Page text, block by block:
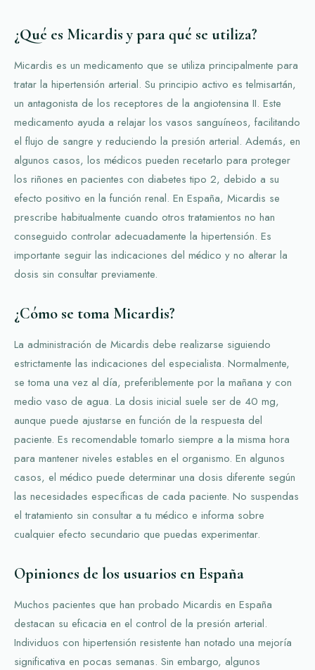
¿Qué es Micardis y para qué se utiliza?
Micardis es un medicamento que se utiliza principalmente para
tratar la hipertensión arterial. Su principio activo es telmisartán,
un antagonista de los receptores de la angiotensina II. Este
medicamento ayuda a relajar los vasos sanguíneos, facilitando
el flujo de sangre y reduciendo la presión arterial. Además, en
algunos casos, los médicos pueden recetarlo para proteger
los riñones en pacientes con diabetes tipo 2, debido a su
efecto positivo en la función renal. En España, Micardis se
prescribe habitualmente cuando otros tratamientos no han
conseguido controlar adecuadamente la hipertensión. Es
importante seguir las indicaciones del médico y no alterar la
dosis sin consultar previamente.
¿Cómo se toma Micardis?
La administración de Micardis debe realizarse siguiendo
estrictamente las indicaciones del especialista. Normalmente,
se toma una vez al día, preferiblemente por la mañana y con
medio vaso de agua. La dosis inicial suele ser de 40 mg,
aunque puede ajustarse en función de la respuesta del
paciente. Es recomendable tomarlo siempre a la misma hora
para mantener niveles estables en el organismo. En algunos
casos, el médico puede determinar una dosis diferente según
las necesidades específicas de cada paciente. No suspendas
el tratamiento sin consultar a tu médico e informa sobre
cualquier efecto secundario que puedas experimentar.
Opiniones de los usuarios en España
Muchos pacientes que han probado Micardis en España
destacan su eficacia en el control de la presión arterial.
Individuos con hipertensión resistente han notado una mejoría
significativa en pocas semanas. Sin embargo, algunos